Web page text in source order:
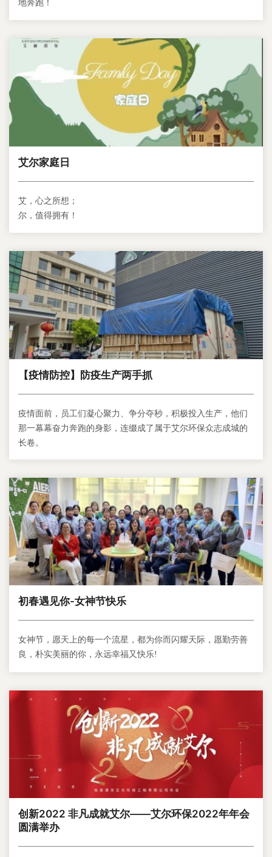
地奔跑！
艾尔家庭日
艾，心之所想；
尔，值得拥有！
【疫情防控】防疫生产两手抓
疫情面前，员工们凝心聚力、争分夺秒，积极投入生产，他们
那一幕幕奋力奔跑的身影，连缀成了属于艾尔环保众志成城的
长卷。
初春遇见你-女神节快乐
女神节，愿天上的每一个流星，都为你而闪耀天际，愿勤劳善
良，朴实美丽的你，永远幸福又快乐!
创新2022 非凡成就艾尔——艾尔环保2022年年会
圆满举办